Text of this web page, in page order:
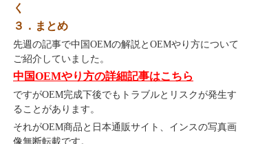
く
３．まとめ
先週の記事で中国OEMの解説とOEMやり方について
ご紹介していました。
中国OEMやり方の詳細記事はこちら
ですがOEM完成下後でもトラブルとリスクが発生す
ることがあります。
それがOEM商品と日本通販サイト、インスの写真画
像無断転載です。